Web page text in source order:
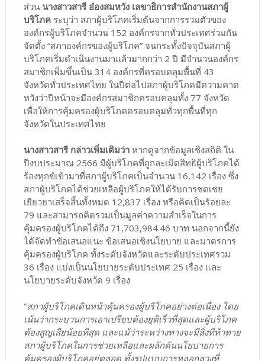
ส่วน นางสาวสารี อ๋องสมหวัง เลขาธิการสำนักงานสภาผู้
บริโภค ระบุว่า สภาผู้บริโภคเริ่มต้นจากการรวมตัวของ
องค์กรผู้บริโภคจำนวน 152 องค์กรจากทั่วประเทศร่วมกัน
จัดตั้ง “สภาองค์กรของผู้บริโภค” จนกระทั้งปัจจุบันสภาผู้
บริโภคเริ่มดำเนินงานมาแล้วมากกว่า 2 ปี มีจำนวนองค์กร
สมาชิกเพิ่มขึ้นเป็น 314 องค์กรที่ครอบคลุมพื้นที่ 43
จังหวัดทั่วประเทศไทย ในปีต่อไปสภาผู้บริโภคมีความคาด
หวังว่าปีหน้าจะมีองค์กรสมาชิกครอบคลุมทั้ง 77 จังหวัด
เพื่อให้การคุ้มครองผู้บริโภคครอบคลุมทั่วทุกพื้นที่ทุก
จังหวัดในประเทศไทย
นางสาวสารี กล่าวเพิ่มเติมว่า หากดูจากข้อมูลเชิงสถิติ ใน
ปีงบประมาณ 2566 มีผู้บริโภคที่ถูกละเมิดสิทธิผู้บริโภคได้
ร้องทุกข์เข้ามาที่สภาผู้บริโภคเป็นจำนวน 16,142 เรื่อง ซึ่ง
สภาผู้บริโภคได้ช่วยเหลือผู้บริโภคให้ได้รับการชดเชย
เยียวยาเสร็จสิ้นทั้งหมด 12,837 เรื่อง หรือคิดเป็นร้อยละ
79 และสามารถคิดรวมเป็นมูลค่าความสำเร็จในการ
คุ้มครองผู้บริโภคได้ถึง 71,703,984.46 บาท นอกจากนี้ยัง
ได้จัดทำข้อเสนอแนะ ข้อเสนอเชิงนโยบาย และมาตรการ
คุ้มครองผู้บริโภค ทั้งระดับจังหวัดและระดับประเทศรวม
36 เรื่อง แบ่งเป็นนโยบายระดับประเทศ 25 เรื่อง และ
นโยบายระดับจังหวัด 9 เรื่อง
“สภาผู้บริโภคเดินหน้าคุ้มครองผู้บริโภคอย่างต่อเนื่อง โดย
เน้นว่ากระบวนการเอาเปรียบต้องยุติเร็วที่สุดและผู้บริโภค
ต้องสูญเสียน้อยที่สุด และแม้ว่าระหว่างทางจะมีสิ่งที่ท้าทาย
สภาผู้บริโภคในการช่วยเหลือและผลักดันนโยบายการ
คุ้มครองผู้บริโภคอยู่ตลอด ทั้งรูปแบบการหลอกลวงที่